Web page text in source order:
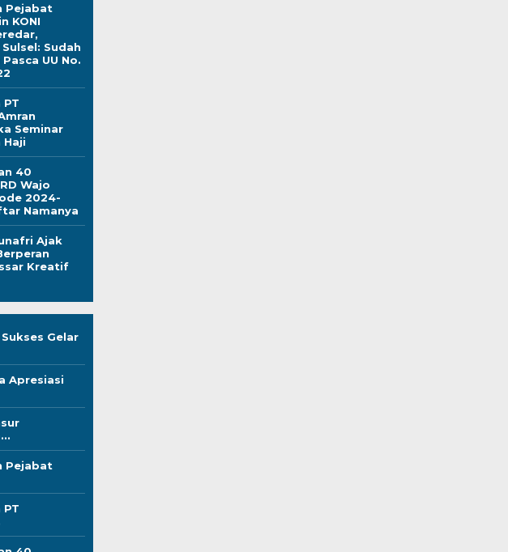
Pejabat
KONI
Sulsel: Sudah
UU No.
PT
Seminar
Haji
40
Wajo
2024-
Namanya
Ajak
Kreatif
Sukses Gelar
Apresiasi
Pejabat
PT